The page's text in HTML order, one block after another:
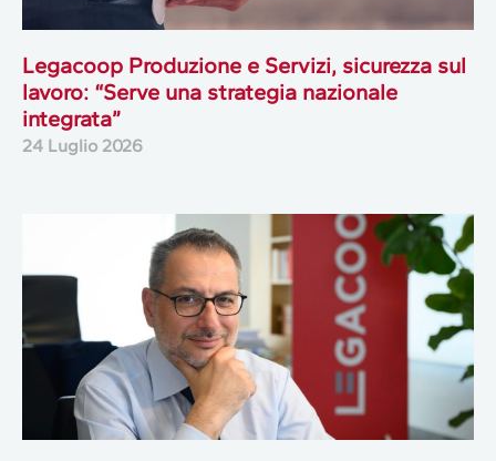
Legacoop Produzione e Servizi, sicurezza sul
lavoro: “Serve una strategia nazionale
integrata”
24 Luglio 2026